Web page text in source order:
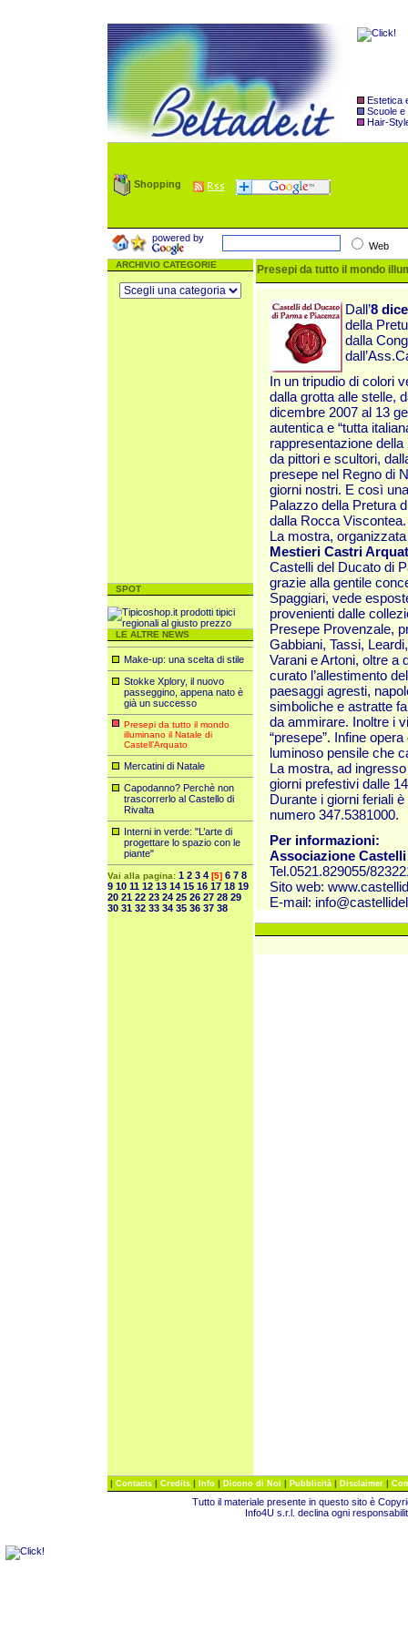
Estetica
Scuole e
Hair-
Shopping
powered by
Web
ARCHIVIO CATEGORIE
SPOT
LE ALTRE NEWS
Make-up: una scelta di stile
Stokke Xplory, il nuovo
passeggino, appena nato è
già un successo
Presepi da tutto il mondo
illuminano il Natale di
Castell’Arquato
Mercatini di Natale
Capodanno? Perchè non
trascorrerlo al Castello di
Rivalta
Interni in verde: "L’arte di
progettare lo spazio con le
piante"
Vai alla pagina: 1 2 3 4 [5] 6 7 8
9 10 11 12 13 14 15 16 17 18 19
20 21 22 23 24 25 26 27 28 29
30 31 32 33 34 35 36 37 38
Presepi da tutto il mondo
Dall’8
della
dalla
In un tripudio di colori
dalla grotta alle stelle,
dicembre 2007 al 13
autentica e “tutta
rappresentazione
da pittori e scultori,
presepe nel Regno di
giorni nostri. E così
Palazzo della Pretura
dalla Rocca Viscontea.
La mostra,
Mestieri Castri
Castelli del Ducato di
grazie alla gentile
Spaggiari, vede
provenienti dalle
Presepe Provenzale,
Gabbiani, Tassi,
Varani e Artoni, oltre a
curato l’allestimento
paesaggi agresti,
simboliche e astratte
da ammirare. Inoltre i
“presepe”. Infine
luminoso pensile che
La mostra, ad
giorni prefestivi dalle
Durante i giorni feriali
numero 347.5381000.
Per informazioni:
Associazione
Tel.0521.829055/
Sito web:
E-mail:
| Contacts | Credits | Info | Dicono di Noi | Pubblicità | Disclaimer |
Tutto il materiale presente in questo sito è
Info4U s.r.l. declina ogni